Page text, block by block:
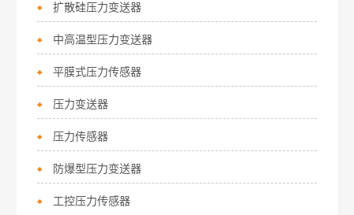
扩散硅压力变送器
中高温型压力变送器
平膜式压力传感器
压力变送器
压力传感器
防爆型压力变送器
工控压力传感器